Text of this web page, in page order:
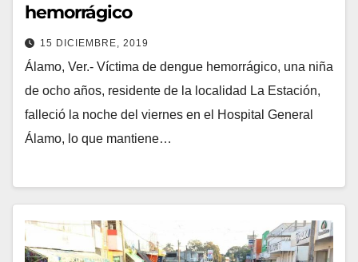
hemorrágico
15 DICIEMBRE, 2019
Álamo, Ver.- Víctima de dengue hemorrágico, una niña
de ocho años, residente de la localidad La Estación,
falleció la noche del viernes en el Hospital General
Álamo, lo que mantiene…